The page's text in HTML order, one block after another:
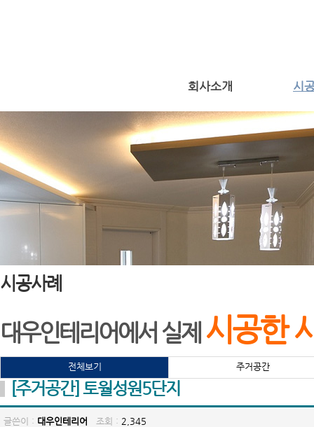
회사소개 시
시공사례
대우인테리어에서 실제 시공한
전체보기 주거공간
[주거공간] 토월성원5단지
글쓴이 : 대우인테리어 조회 : 2,345